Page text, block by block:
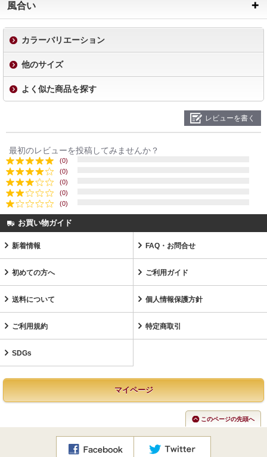
風合い
カラーバリエーション
他のサイズ
よく似た商品を探す
レビューを書く
最初のレビューを投稿してみませんか？
(0)
(0)
(0)
(0)
(0)
お買い物ガイド
新着情報 FAQ・お問合せ
初めての方へ ご利用ガイド
送料について 個人情報保護方針
ご利用規約 特定商取引
SDGs
マイページ
このページの先頭へ